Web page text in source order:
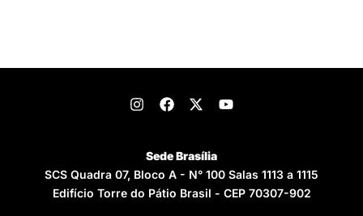
Sede Brasília
SCS Quadra 07, Bloco A - N° 100 Salas 1113 a 1115
Edifício Torre do Pátio Brasil - CEP 70307-902